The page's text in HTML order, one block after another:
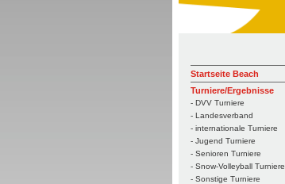
Startseite Beach
Turniere/Ergebnisse
- DVV Turniere
- Landesverband
- internationale Turniere
- Jugend Turniere
- Senioren Turniere
- Snow-Volleyball Turniere
- Sonstige Turniere